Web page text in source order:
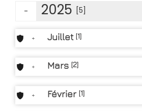
- 2025 [5]
+ Juillet [1]
+ Mars [2]
+ Février [1]